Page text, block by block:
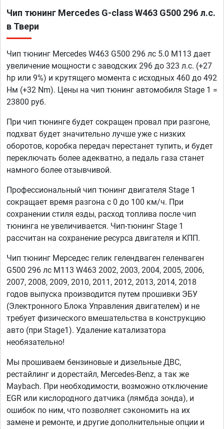
Чип тюнинг Mercedes G-class W463 G500 296 л.с.
в Твери
Чип тюнинг Mercedes W463 G500 296 лс 5.0 M113 дает
увеличение мощности с заводских 296 до 323 л.с. (+27
hp или 9%) и крутящего момента с исходных 460 до 492
Нм (+32 Nm). Цены на чип тюнинг автомобиля Stage 1 =
23800 руб.
При чип тюнинге будет сокращен провал при разгоне,
подхват будет значительно лучше уже с низких
оборотов, коробка передач перестанет тупить, и будет
переключать более адекватно, а педаль газа станет
намного более отзывчивой.
Профессиональный чип тюнинг двигателя Stage 1
сокращает время разгона с 0 до 100 км/ч. При
сохранении стиля езды, расход топлива после чип
тюнинга не увеличивается. Чип-тюнинг Stage 1
рассчитан на сохранение ресурса двигателя и КПП.
Чип тюнинг Мерседес гелик гелендваген геленваген
G500 296 лс M113 W463 2002, 2003, 2004, 2005, 2006,
2007, 2008, 2009, 2010, 2011, 2012, 2013, 2014, 2018
годов выпуска производится путем прошивки ЭБУ
(Электронного Блока Управления двигателем) и не
требует физического вмешательства в конструкцию
авто (при Stage1). Удаление катализатора
необязательно!
Мы прошиваем бензиновые и дизельные ДВС,
рестайлинг и дорестайл, Mercedes-Benz, а так же
Maybach. При необходимости, возможно отключение
EGR или кислородного датчика (лямбда зонда), и
ошибок по ним, что позволяет сэкономить на их
замене и ремонте, и другие дополнительные опции и